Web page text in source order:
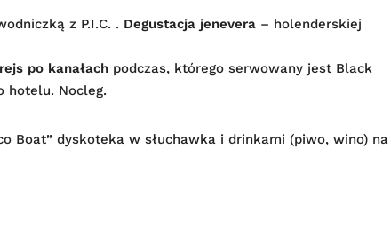
z P.I.C. . Degustacja jenevera – holenderskiej
rejs po kanałach podczas, którego serwowany jest Black
hotelu. Nocleg.
Boat” dyskoteka w słuchawka i drinkami (piwo, wino) na